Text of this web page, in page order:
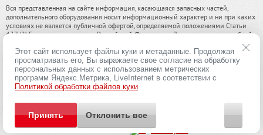
Вся представленная на сайте информация, касающаяся запасных частей,
дополнительного оборудования носит информационный характер и ни при каких
условиях не является публичной офертой, определяемой положениями Статьи
437 (2) Гражданского кодекса Российской Федерации. Для получения подробной
информации, пожалуйста, обращайтесь к нашим специалистам. чинамобил.рф ©
2013-2026. Все права охраняются законом.
Политика конфиденциальности
Этот сайт использует файлы куки и метаданные. Продолжая
просматривать его, Вы выражаете свое согласие на обработку
персональных данных с использованием метрических
программ Яндекс.Метрика, LiveInternet в соответствии с
Политикой обработки файлов куки
Принять Отклонить все